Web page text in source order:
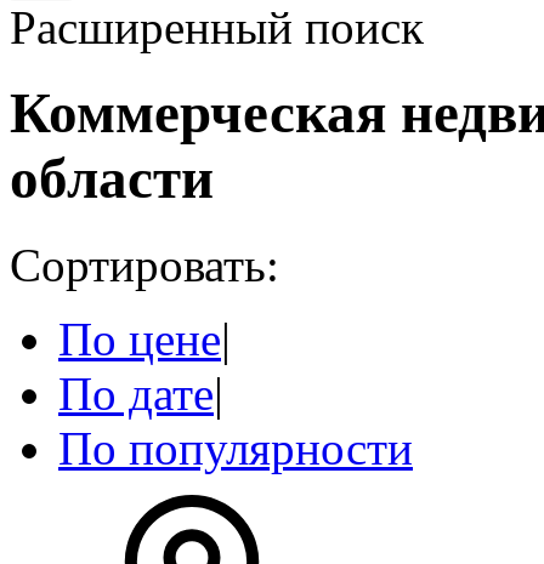
Расширенный поиск
Коммерческая
области
Сортировать:
По цене|
По дате|
По популярности